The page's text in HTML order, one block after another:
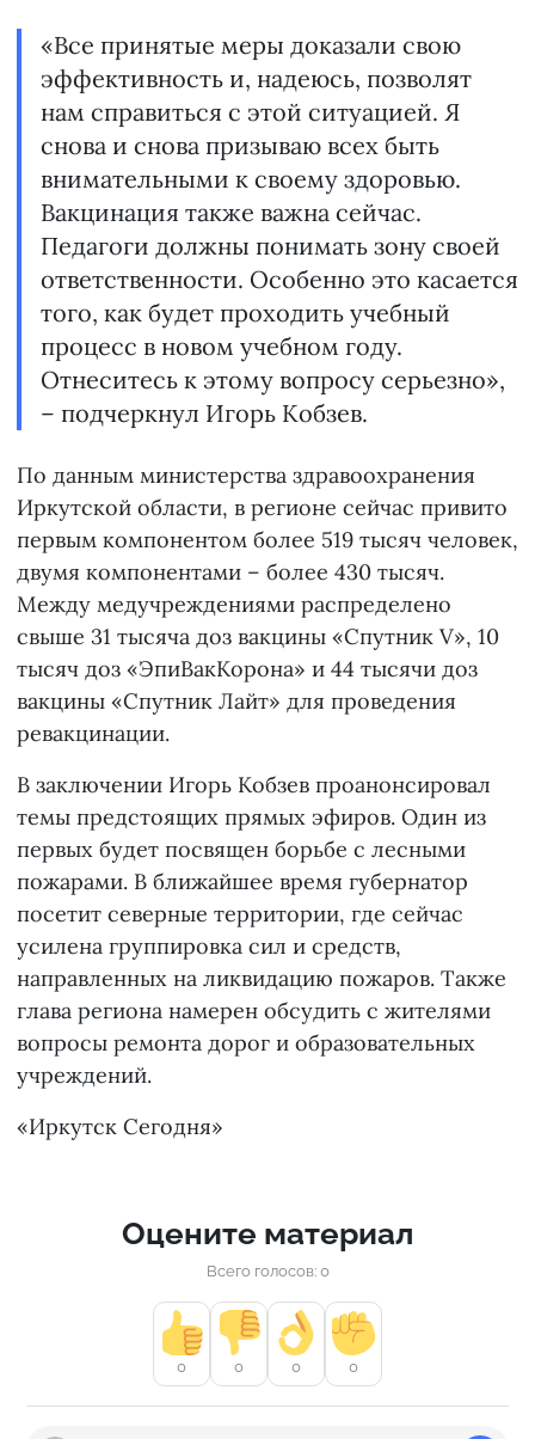
«Все принятые меры доказали свою
эффективность и, надеюсь, позволят
нам справиться с этой ситуацией. Я
снова и снова призываю всех быть
внимательными к своему здоровью.
Вакцинация также важна сейчас.
Педагоги должны понимать зону своей
ответственности. Особенно это касается
того, как будет проходить учебный
процесс в новом учебном году.
Отнеситесь к этому вопросу серьезно»,
– подчеркнул Игорь Кобзев.
По данным министерства здравоохранения
Иркутской области, в регионе сейчас привито
первым компонентом более 519 тысяч человек,
двумя компонентами – более 430 тысяч.
Между медучреждениями распределено
свыше 31 тысяча доз вакцины «Спутник V», 10
тысяч доз «ЭпиВакКорона» и 44 тысячи доз
вакцины «Спутник Лайт» для проведения
ревакцинации.
В заключении Игорь Кобзев проанонсировал
темы предстоящих прямых эфиров. Один из
первых будет посвящен борьбе с лесными
пожарами. В ближайшее время губернатор
посетит северные территории, где сейчас
усилена группировка сил и средств,
направленных на ликвидацию пожаров. Также
глава региона намерен обсудить с жителями
вопросы ремонта дорог и образовательных
учреждений.
«Иркутск Сегодня»
Оцените материал
Всего голосов: 0
0 0 0 0